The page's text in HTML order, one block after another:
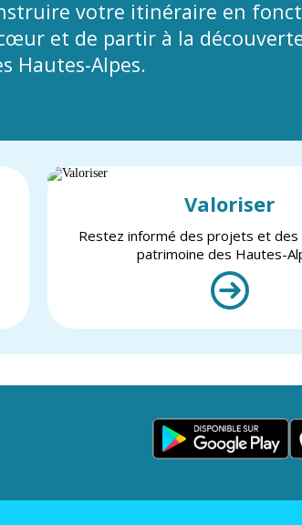
votre itinéraire en
et de partir à la
Hautes-Alpes.
Valoriser
Restez informé des projets et des
patrimoine des Hautes-